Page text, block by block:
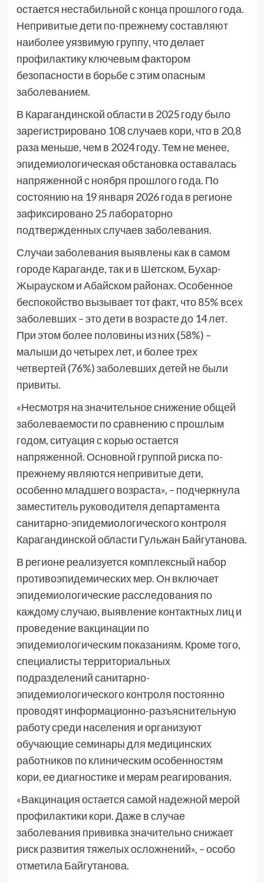
остается нестабильной с конца прошлого года.
Непривитые дети по-прежнему составляют
наиболее уязвимую группу, что делает
профилактику ключевым фактором
безопасности в борьбе с этим опасным
заболеванием.
В Карагандинской области в 2025 году было
зарегистрировано 108 случаев кори, что в 20,8
раза меньше, чем в 2024 году. Тем не менее,
эпидемиологическая обстановка оставалась
напряженной с ноября прошлого года. По
состоянию на 19 января 2026 года в регионе
зафиксировано 25 лабораторно
подтвержденных случаев заболевания.
Случаи заболевания выявлены как в самом
городе Караганде, так и в Шетском, Бухар-
Жырауском и Абайском районах. Особенное
беспокойство вызывает тот факт, что 85% всех
заболевших – это дети в возрасте до 14 лет.
При этом более половины из них (58%) –
малыши до четырех лет, и более трех
четвертей (76%) заболевших детей не были
привиты.
«Несмотря на значительное снижение общей
заболеваемости по сравнению с прошлым
годом, ситуация с корью остается
напряженной. Основной группой риска по-
прежнему являются непривитые дети,
особенно младшего возраста», – подчеркнула
заместитель руководителя департамента
санитарно-эпидемиологического контроля
Карагандинской области Гульжан Байгутанова.
В регионе реализуется комплексный набор
противоэпидемических мер. Он включает
эпидемиологические расследования по
каждому случаю, выявление контактных лиц и
проведение вакцинации по
эпидемиологическим показаниям. Кроме того,
специалисты территориальных
подразделений санитарно-
эпидемиологического контроля постоянно
проводят информационно-разъяснительную
работу среди населения и организуют
обучающие семинары для медицинских
работников по клиническим особенностям
кори, ее диагностике и мерам реагирования.
«Вакцинация остается самой надежной мерой
профилактики кори. Даже в случае
заболевания прививка значительно снижает
риск развития тяжелых осложнений», – особо
отметила Байгутанова.